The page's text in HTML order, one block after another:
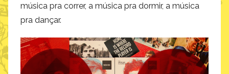
música pra correr, a música pra dormir, a música
pra dançar.